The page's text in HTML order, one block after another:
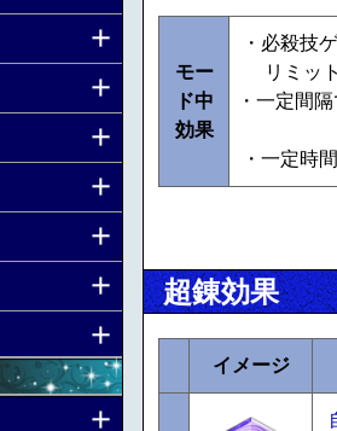
モー
ド中
効果
・必殺技
リミッ
・一定間
・一定時
超錬効果
イメージ